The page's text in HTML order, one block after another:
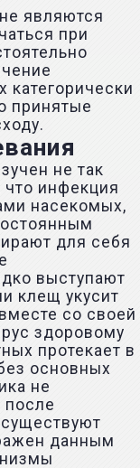
являются
при
категорически
принятые
не так
инфекция
насекомых,
для себя
выступают
клещ укусит
со своей
здоровому
протекает в
основных
не
после
данным